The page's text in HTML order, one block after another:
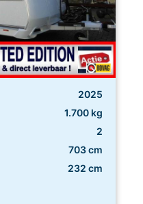
2025
1.700 kg
2
703 cm
232 cm